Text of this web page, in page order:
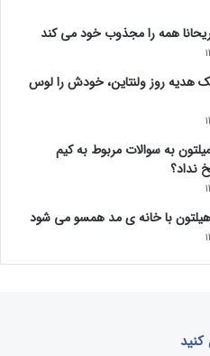
همه را مجذوب خود می‌ کند
هدیه روز ولنتاین، خودش را لوس
به سوالات مربوط به کیم
نداد؟
با خانه‌ ی مد همسو می شود